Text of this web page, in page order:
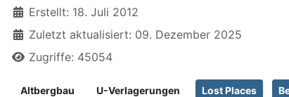
Erstellt: 18. Juli 2012
Zuletzt aktualisiert: 09. Dezember 2025
Zugriffe: 45054
Altbergbau U-Verlagerungen Lost Places